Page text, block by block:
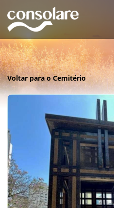
Voltar para o Cemitério